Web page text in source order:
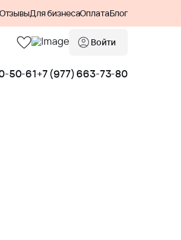
ОтзывыДля бизнесаОплатаБлог
Войти
50-61+7 (977) 663-73-80